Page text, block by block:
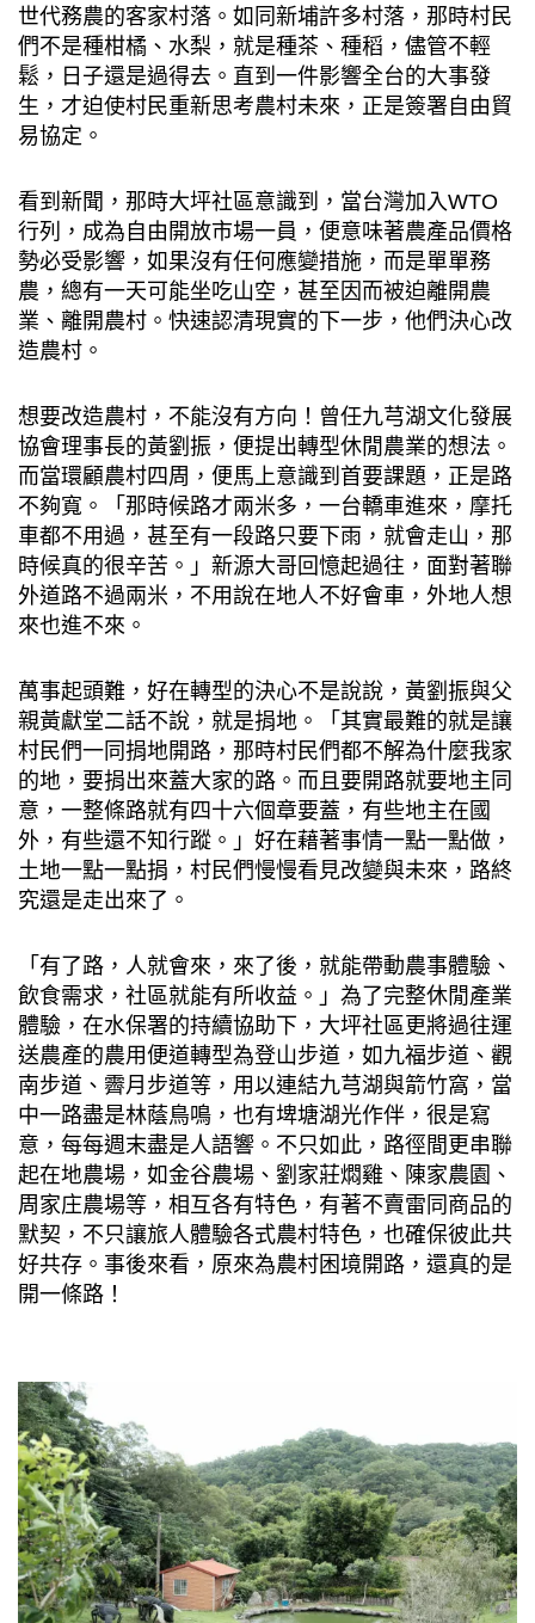
世代務農的客家村落。如同新埔許多村落，那時村民
們不是種柑橘、水梨，就是種茶、種稻，儘管不輕
鬆，日子還是過得去。直到一件影響全台的大事發
生，才迫使村民重新思考農村未來，正是簽署自由貿
易協定。
看到新聞，那時大坪社區意識到，當台灣加入WTO
行列，成為自由開放市場一員，便意味著農產品價格
勢必受影響，如果沒有任何應變措施，而是單單務
農，總有一天可能坐吃山空，甚至因而被迫離開農
業、離開農村。快速認清現實的下一步，他們決心改
造農村。
想要改造農村，不能沒有方向！曾任九芎湖文化發展
協會理事長的黃劉振，便提出轉型休閒農業的想法。
而當環顧農村四周，便馬上意識到首要課題，正是路
不夠寬。「那時候路才兩米多，一台轎車進來，摩托
車都不用過，甚至有一段路只要下雨，就會走山，那
時候真的很辛苦。」新源大哥回憶起過往，面對著聯
外道路不過兩米，不用說在地人不好會車，外地人想
來也進不來。
萬事起頭難，好在轉型的決心不是說說，黃劉振與父
親黃獻堂二話不說，就是捐地。「其實最難的就是讓
村民們一同捐地開路，那時村民們都不解為什麼我家
的地，要捐出來蓋大家的路。而且要開路就要地主同
意，一整條路就有四十六個章要蓋，有些地主在國
外，有些還不知行蹤。」好在藉著事情一點一點做，
土地一點一點捐，村民們慢慢看見改變與未來，路終
究還是走出來了。
「有了路，人就會來，來了後，就能帶動農事體驗、
飲食需求，社區就能有所收益。」為了完整休閒產業
體驗，在水保署的持續協助下，大坪社區更將過往運
送農產的農用便道轉型為登山步道，如九福步道、觀
南步道、霽月步道等，用以連結九芎湖與箭竹窩，當
中一路盡是林蔭鳥鳴，也有埤塘湖光作伴，很是寫
意，每每週末盡是人語響。不只如此，路徑間更串聯
起在地農場，如金谷農場、劉家莊燜雞、陳家農園、
周家庄農場等，相互各有特色，有著不賣雷同商品的
默契，不只讓旅人體驗各式農村特色，也確保彼此共
好共存。事後來看，原來為農村困境開路，還真的是
開一條路！